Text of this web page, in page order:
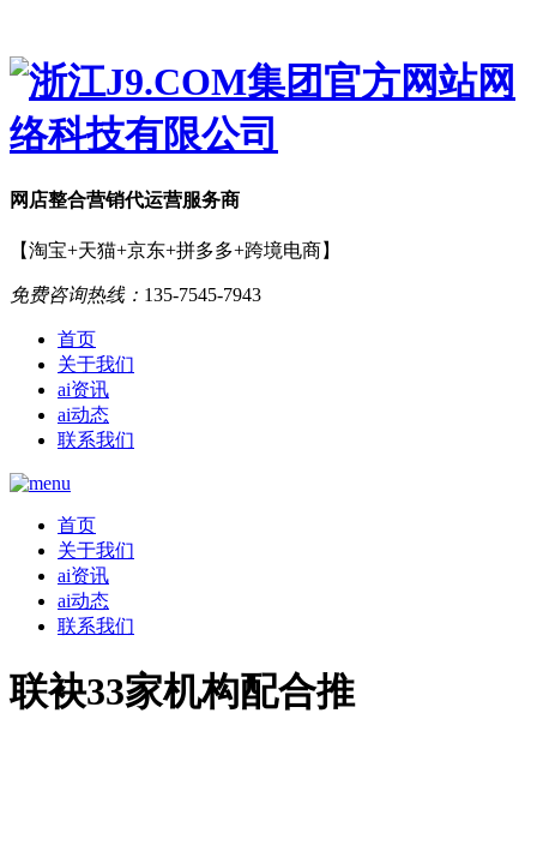
网店整合营销代运营服务商
【淘宝+天猫+京东+拼多多+跨境电商】
免费咨询热线： 135-7545-7943
首页
关于我们
ai资讯
ai动态
联系我们
首页
关于我们
ai资讯
ai动态
联系我们
联袂33家机构配合推